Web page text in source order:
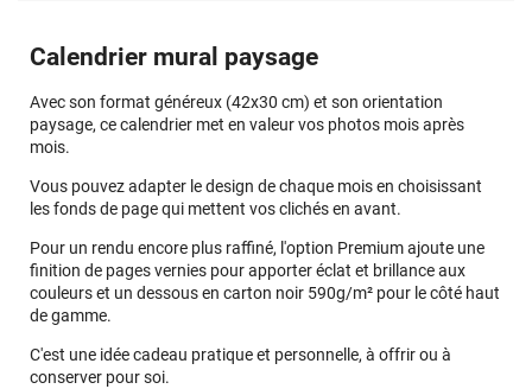
Calendrier mural paysage
Avec son format généreux (42x30 cm) et son orientation
paysage, ce calendrier met en valeur vos photos mois après
mois.
Vous pouvez adapter le design de chaque mois en choisissant
les fonds de page qui mettent vos clichés en avant.
Pour un rendu encore plus raffiné, l'option Premium ajoute une
finition de pages vernies pour apporter éclat et brillance aux
couleurs et un dessous en carton noir 590g/m² pour le côté haut
de gamme.
C'est une idée cadeau pratique et personnelle, à offrir ou à
conserver pour soi.